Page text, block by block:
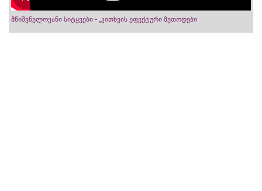
მნიშვნელოვანი სიტყვები - „კითხვის ეფექტური მეთოდები